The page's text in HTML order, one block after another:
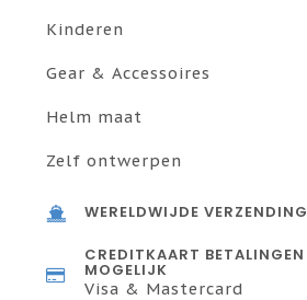
Kinderen
Gear & Accessoires
Helm maat
Zelf ontwerpen
WERELDWIJDE VERZENDING
CREDITKAART BETALINGEN
MOGELIJK
Visa & Mastercard